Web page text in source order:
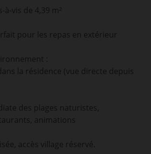
à-vis de 4,39 m²
pour les repas en extérieur
:
la résidence (vue directe depuis
des plages naturistes,
animations
accès village réservé.